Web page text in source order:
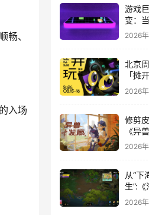
畅、
入场
游戏
变：
断为
2026
北京
「摊
正式
2026
修剪
《异
2026
从“下
生”:《
DLC
8月
2026